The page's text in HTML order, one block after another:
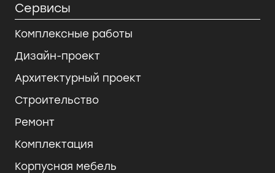
Сервисы
Комплексные работы
Дизайн-проект
Архитектурный проект
Строительство
Ремонт
Комплектация
Корпусная мебель